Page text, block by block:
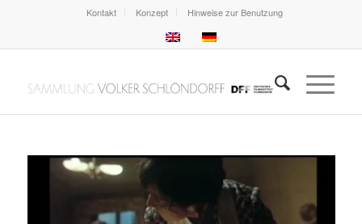
Kontakt Konzept Hinweise zur Benutzung